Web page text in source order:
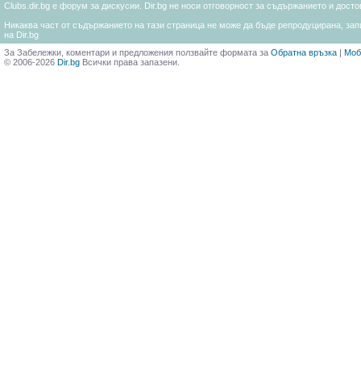
Clubs.dir.bg е форум за дискусии. Dir.bg не носи отговорност за съдържанието и
Никаква част от съдържанието на тази страница не може да бъде репродуцирана,
на Dir.bg
За Забележки, коментари и предложения ползвайте формата за Обратна връзка |
© 2006-2026 Dir.bg Всички права запазени.